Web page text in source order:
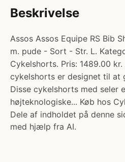
Beskrivelse
Assos Assos Equipe RS Bib
m. pude - Sort - Str. L.
Cykelshorts. Pris: 1489.00
cykelshorts er designet til
Disse cykelshorts med seler
højteknologiske... Køb hos
Dele af indholdet på denne
med hjælp fra AI.